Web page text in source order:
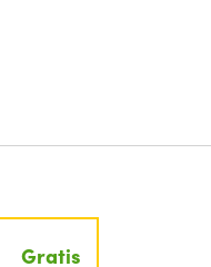
Gratis